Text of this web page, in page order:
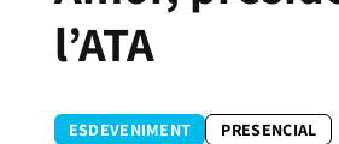
l’ATA
ESDEVENIMENT PRESENCIAL